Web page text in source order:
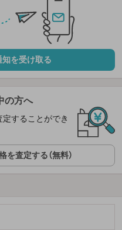
を受け取る
の方へ
することができ
査定する（無料）